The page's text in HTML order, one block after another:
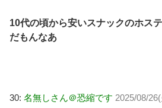
10代の頃から安いスナックのホス
だもんなあ
30: 名無しさん＠恐縮です 2025/08/